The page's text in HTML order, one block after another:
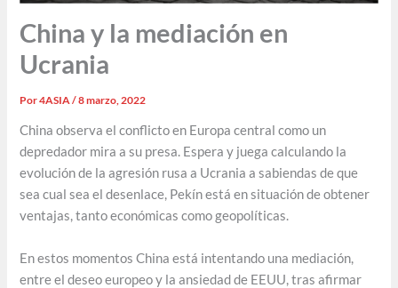
China y la mediación en
Ucrania
Por4ASIA/8 marzo, 2022
China observa el conflicto en Europa central como un
depredador mira a su presa. Espera y juega calculando la
evolución de la agresión rusa a Ucrania a sabiendas de que
sea cual sea el desenlace, Pekín está en situación de obtener
ventajas, tanto económicas como geopolíticas.
En estos momentos China está intentando una mediación,
entre el deseo europeo y la ansiedad de EEUU, tras afirmar